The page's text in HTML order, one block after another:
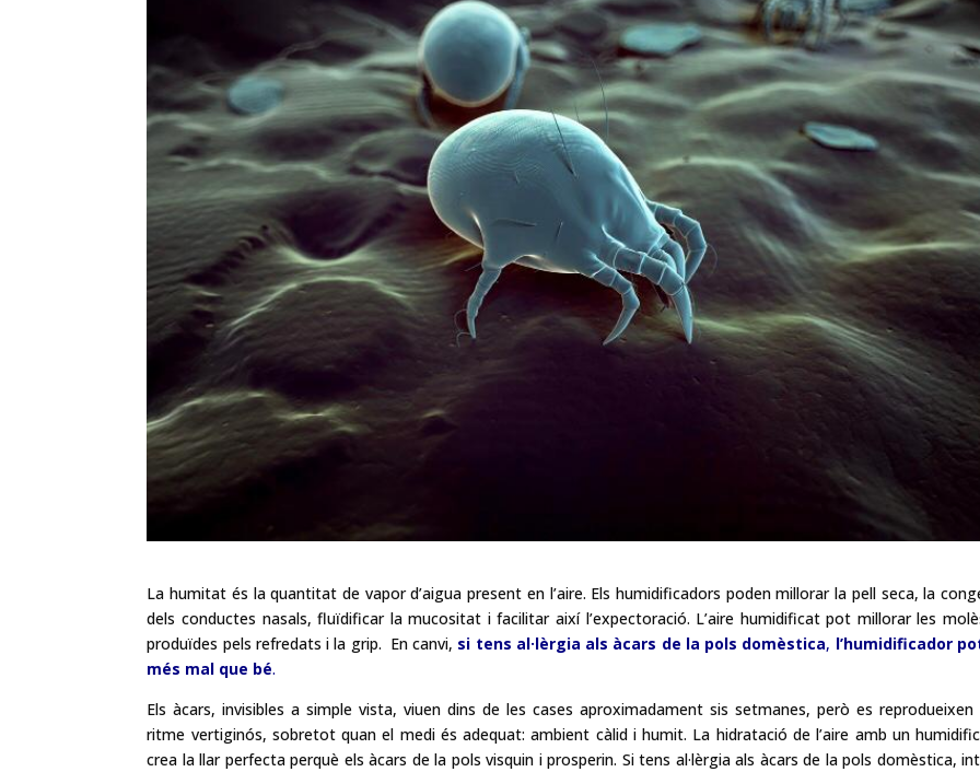
La humitat és la quantitat de vapor d’aigua present en l’aire. Els humidificadors poden millorar la pell seca, la
dels conductes nasals, fluïdificar la mucositat i facilitar així l’expectoració. L’aire humidificat pot millorar les
produïdes pels refredats i la grip. En canvi, si tens al·lèrgia als àcars de la pols domèstica, l’humidificador
més mal que bé.
Els àcars, invisibles a simple vista, viuen dins de les cases aproximadament sis setmanes, però es reprodueixen
ritme vertiginós, sobretot quan el medi és adequat: ambient càlid i humit. La hidratació de l’aire amb un
crea la llar perfecta perquè els àcars de la pols visquin i prosperin. Si tens al·lèrgia als àcars de la pols domèstica,